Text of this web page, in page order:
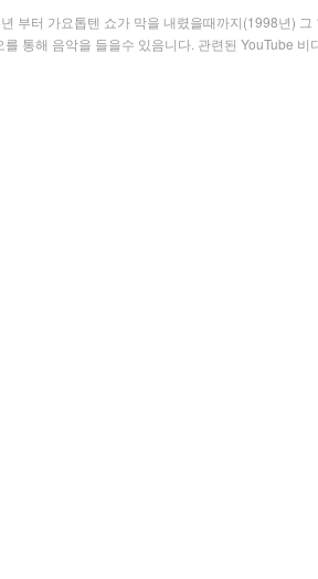
부터 가요톱텐 쇼가 막을 내렸을때까지(1998년)
통해 음악을 들을수 있음니다. 관련된 YouTube